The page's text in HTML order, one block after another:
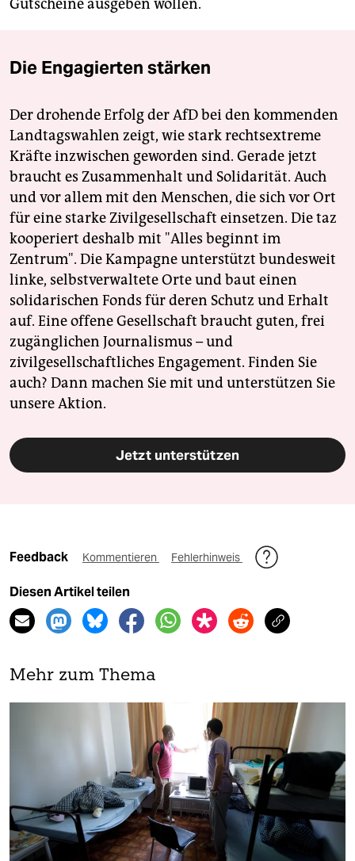
Gutscheine ausgeben wollen.
Die Engagierten stärken
Der drohende Erfolg der AfD bei den kommenden
Landtagswahlen zeigt, wie stark rechtsextreme
Kräfte inzwischen geworden sind. Gerade jetzt
braucht es Zusammenhalt und Solidarität. Auch
und vor allem mit den Menschen, die sich vor Ort
für eine starke Zivilgesellschaft einsetzen. Die taz
kooperiert deshalb mit "Alles beginnt im
Zentrum". Die Kampagne unterstützt bundesweit
linke, selbstverwaltete Orte und baut einen
solidarischen Fonds für deren Schutz und Erhalt
auf. Eine offene Gesellschaft braucht guten, frei
zugänglichen Journalismus – und
zivilgesellschaftliches Engagement. Finden Sie
auch? Dann machen Sie mit und unterstützen Sie
unsere Aktion.
Jetzt unterstützen
Feedback Kommentieren Fehlerhinweis
Diesen Artikel teilen
Mehr zum Thema